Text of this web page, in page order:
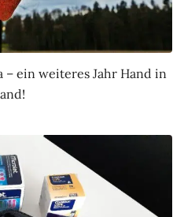
– ein weiteres Jahr Hand in